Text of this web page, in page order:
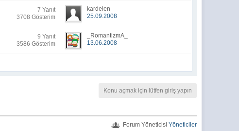
7 Yanıt
3708 Gösterim
kardelen
25.09.2008
9 Yanıt
3586 Gösterim
_RomantizmA_
13.06.2008
Konu açmak için lütfen giriş yapın
Forum Yöneticisi Yöneticiler